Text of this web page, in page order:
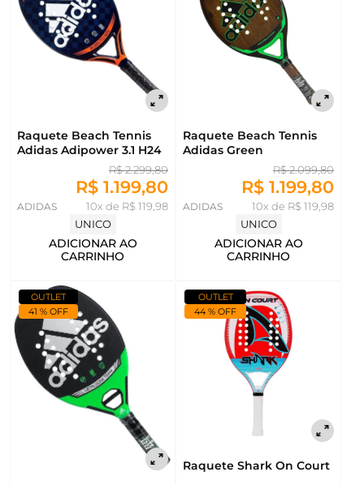
Raquete Beach Tennis
Adidas Adipower 3.1 H24
R$ 2.299,80
R$ 1.199,80
10x de R$ 119,98
ADIDAS
UNICO
ADICIONAR AO
CARRINHO
Raquete Beach Tennis
Adidas Green
R$ 2.099,80
R$ 1.199,80
10x de R$ 119,98
ADIDAS
UNICO
ADICIONAR AO
CARRINHO
OUTLET
41 % OFF
OUTLET
44 % OFF
Raquete Shark On Court